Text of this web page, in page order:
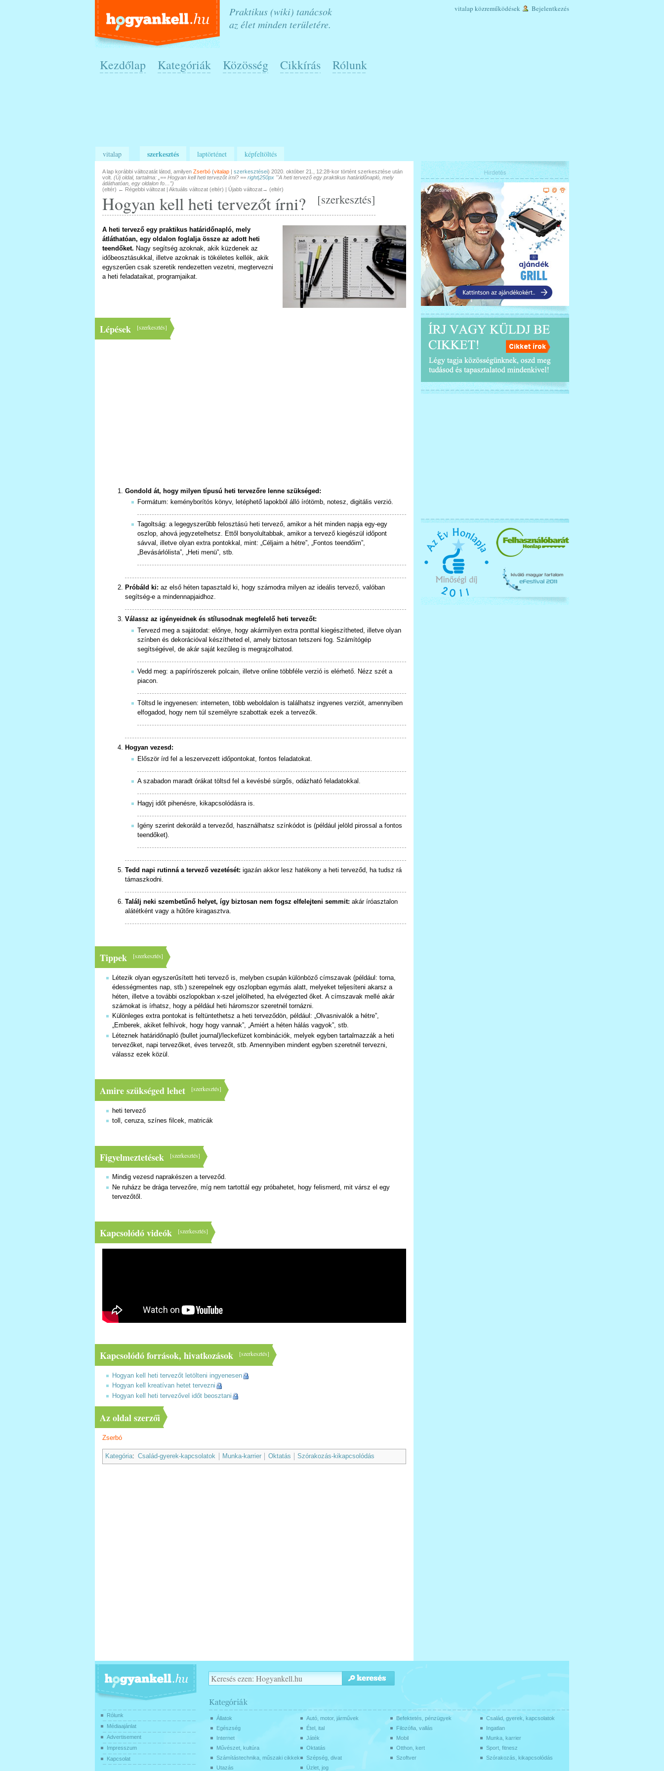
Praktikus (wiki) tanácsok
az élet minden területére.
vitalap közreműködések Bejelentkezés
Kezdőlap Kategóriák Közösség Cikkírás Rólunk
vitalap szerkesztés laptörténet képfeltöltés
A lap korábbi változatát látod, amilyen Zserbó (vitalap | szerkesztései) 2020. október 21., 12:28-kor történt szerkesztése után
volt. (Új oldal, tartalma: „== Hogyan kell heti tervezőt írni? == right|250px '''A heti tervező egy praktikus határidőnapló, mely
átláthatóan, egy oldalon fo…”)
(eltér) ← Régebbi változat | Aktuális változat (eltér) | Újabb változat→ (eltér)
[szerkesztés]
Hogyan kell heti tervezőt írni?
A heti tervező egy praktikus határidőnapló, mely
átláthatóan, egy oldalon foglalja össze az adott heti
teendőket. Nagy segítség azoknak, akik küzdenek az
időbeosztásukkal, illetve azoknak is tökéletes kellék, akik
egyszerűen csak szeretik rendezetten vezetni, megtervezni
a heti feladataikat, programjaikat.
[szerkesztés]
Lépések
Gondold át, hogy milyen típusú heti tervezőre lenne szükséged:
Formátum: keményborítós könyv, letéphető lapokból álló írótömb, notesz, digitális verzió.
Tagoltság: a legegyszerűbb felosztású heti tervező, amikor a hét minden napja egy-egy
oszlop, ahová jegyzetelhetsz. Ettől bonyolultabbak, amikor a tervező kiegészül időpont
sávval, illetve olyan extra pontokkal, mint: „Céljaim a hétre”, „Fontos teendőim”,
„Bevásárlólista”, „Heti menü”, stb.
Próbáld ki: az első héten tapasztald ki, hogy számodra milyen az ideális tervező, valóban
segítség-e a mindennapjaidhoz.
Válassz az igényeidnek és stílusodnak megfelelő heti tervezőt:
Tervezd meg a sajátodat: előnye, hogy akármilyen extra ponttal kiegészítheted, illetve olyan
színben és dekorációval készítheted el, amely biztosan tetszeni fog. Számítógép
segítségével, de akár saját kezűleg is megrajzolhatod.
Vedd meg: a papírírószerek polcain, illetve online többféle verzió is elérhető. Nézz szét a
piacon.
Töltsd le ingyenesen: interneten, több weboldalon is találhatsz ingyenes verziót, amennyiben
elfogadod, hogy nem túl személyre szabottak ezek a tervezők.
Hogyan vezesd:
Először írd fel a leszervezett időpontokat, fontos feladatokat.
A szabadon maradt órákat töltsd fel a kevésbé sürgős, odázható feladatokkal.
Hagyj időt pihenésre, kikapcsolódásra is.
Igény szerint dekoráld a terveződ, használhatsz színkódot is (például jelöld pirossal a fontos
teendőket).
Tedd napi rutinná a tervező vezetését: igazán akkor lesz hatékony a heti terveződ, ha tudsz rá
támaszkodni.
Találj neki szembetűnő helyet, így biztosan nem fogsz elfelejteni semmit: akár íróasztalon
alátétként vagy a hűtőre kiragasztva.
[szerkesztés]
Tippek
Létezik olyan egyszerűsített heti tervező is, melyben csupán különböző címszavak (például: torna,
édességmentes nap, stb.) szerepelnek egy oszlopban egymás alatt, melyeket teljesíteni akarsz a
héten, illetve a további oszlopokban x-szel jelölheted, ha elvégezted őket. A címszavak mellé akár
számokat is írhatsz, hogy a például heti háromszor szeretnél tornázni.
Különleges extra pontokat is feltüntethetsz a heti terveződön, például: „Olvasnivalók a hétre”,
„Emberek, akiket felhívok, hogy hogy vannak”, „Amiért a héten hálás vagyok”, stb.
Léteznek határidőnapló (bullet journal)/leckefüzet kombinációk, melyek egyben tartalmazzák a heti
tervezőket, napi tervezőket, éves tervezőt, stb. Amennyiben mindent egyben szeretnél tervezni,
válassz ezek közül.
[szerkesztés]
Amire szükséged lehet
heti tervező
toll, ceruza, színes filcek, matricák
[szerkesztés]
Figyelmeztetések
Mindig vezesd naprakészen a terveződ.
Ne ruházz be drága tervezőre, míg nem tartottál egy próbahetet, hogy felismerd, mit vársz el egy
tervezőtől.
[szerkesztés]
Kapcsolódó videók
[szerkesztés]
Kapcsolódó források, hivatkozások
Hogyan kell heti tervezőt letölteni ingyenesen
Hogyan kell kreatívan hetet tervezni
Hogyan kell heti tervezővel időt beosztani
Az oldal szerzői
Zserbó
Kategória: Család-gyerek-kapcsolatok Munka-karrier Oktatás Szórakozás-kikapcsolódás
Állatok Autó, motor, járművek Befektetés, pénzügyek
Család, gyerek, kapcsolatok
Egészség
Étel, ital Filozófia, vallás
Ingatlan
Internet
Játék Mobil
Munka, karrier
Művészet, kultúra
Oktatás Otthon, kert
Sport, fitnesz
Számítástechnika, műszaki cikkek
Szépség, divat Szoftver
Szórakozás, kikapcsolódás
Utazás
Üzlet, jog
Rólunk
Médiaajánlat
Advertisement
Impresszum
Kapcsolat